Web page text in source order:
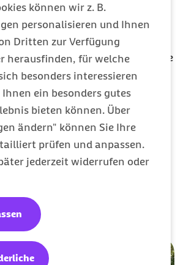
können wir z. B.
personalisieren und Ihnen
Dritten zur Verfügung
herausfinden, für welche
besonders interessieren
ein besonders gutes
bieten können. Über
ändern" können Sie Ihre
prüfen und anpassen.
jederzeit widerrufen oder
Meditations-App 7Mind
übernehmen die Kosten für alle
weitere Themen